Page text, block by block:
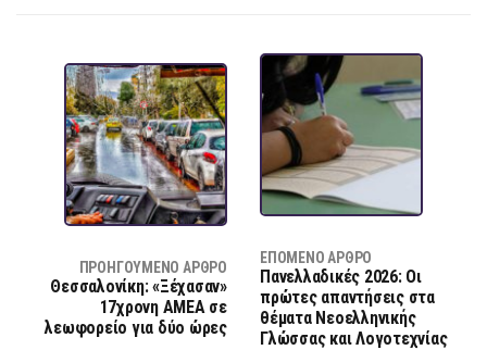
ΠΡΟΗΓΟΎΜΕΝΟ ΆΡΘΡΟ
Θεσσαλονίκη: «Ξέχασαν»
17χρονη ΑΜΕΑ σε
λεωφορείο για δύο ώρες
ΕΠΌΜΕΝΟ ΆΡΘΡΟ
Πανελλαδικές 2026: Οι
πρώτες απαντήσεις στα
θέματα Νεοελληνικής
Γλώσσας και Λογοτεχνίας